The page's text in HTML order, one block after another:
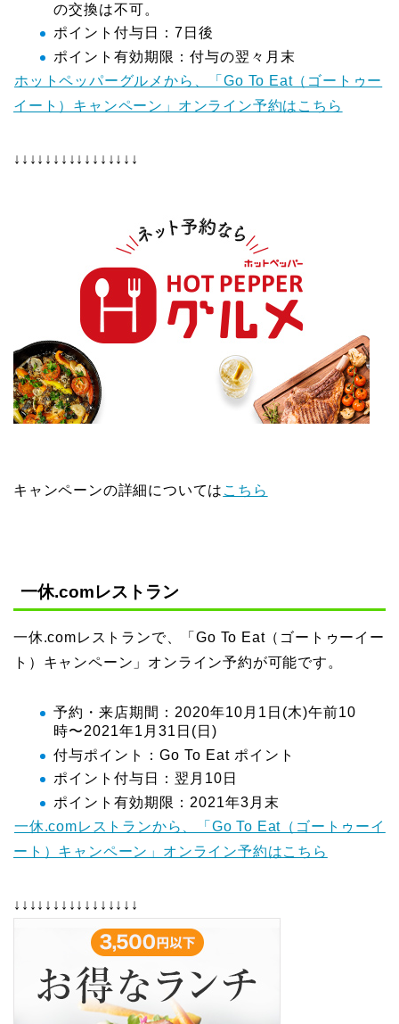
の交換は不可。
ポイント付与日：7日後
ポイント有効期限：付与の翌々月末
ホットペッパーグルメから、「Go To Eat（ゴートゥー
イート）キャンペーン」オンライン予約はこちら
↓↓↓↓↓↓↓↓↓↓↓↓↓↓↓↓
キャンペーンの詳細については こちら
一休.comレストラン
一休.comレストランで、「Go To Eat（ゴートゥーイー
ト）キャンペーン」オンライン予約が可能です。
予約・来店期間：2020年10月1日(木)午前10
時〜2021年1月31日(日)
付与ポイント：Go To Eat ポイント
ポイント付与日：翌月10日
ポイント有効期限：2021年3月末
一休.comレストランから、「Go To Eat（ゴートゥーイ
ート）キャンペーン」オンライン予約はこちら
↓↓↓↓↓↓↓↓↓↓↓↓↓↓↓↓